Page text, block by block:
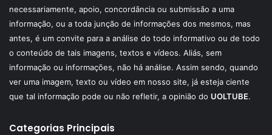
necessariamente, apoio, concordância ou submissão a uma
informação, ou a toda junção de informações dos mesmos, mas
antes, é um convite para a análise do todo informativo ou de todo
o conteúdo de tais imagens, textos e vídeos. Aliás, sem
informação ou informações, não há análise. Assim sendo, quando
ver uma imagem, texto ou vídeo em nosso site, já esteja ciente
que tal informação pode ou não refletir, a opinião do UOLTUBE.
Categorias Principais